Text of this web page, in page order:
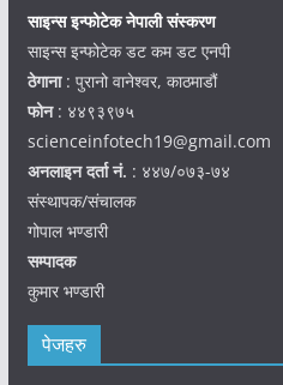
साइन्स इन्फोटेक नेपाली संस्करण
साइन्स इन्फोटेक डट कम डट एनपी
ठेगाना: पुरानो वानेश्वर, काठमाडौं
फोन: ४४९३९७५
scienceinfotech19@gmail.com
अनलाइन दर्ता नं. : ४४७/०७३-७४
संस्थापक/संचालक
गोपाल भण्डारी
सम्पादक
कुमार भण्डारी
पेजहरु